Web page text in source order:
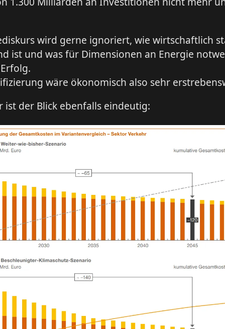
wird gerne ignoriert, wie wirtschaftlich
ist und was für Dimensionen an Energie
wäre ökonomisch also sehr
ist der Blick ebenfalls eindeutig: